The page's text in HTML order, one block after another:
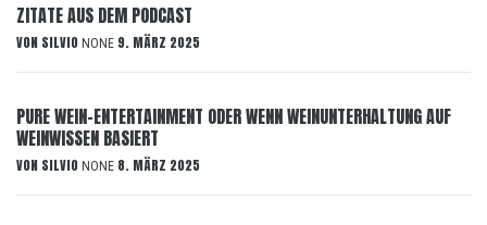
ZITATE AUS DEM PODCAST
VON SILVIO NONE 9. MÄRZ 2025
PURE WEIN-ENTERTAINMENT ODER WENN WEINUNTERHALTUNG AUF
WEINWISSEN BASIERT
VON SILVIO NONE 8. MÄRZ 2025